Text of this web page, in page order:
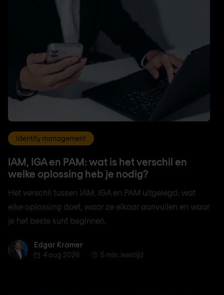
Identity management
IAM, IGA en PAM: wat is het verschil en
welke oplossing heb je nodig?
Het verschil tussen IAM, IGA en PAM uitgelegd: wat
elke oplossing doet, waar ze elkaar aanvullen en waar
je het beste kunt beginnen.
Edgar KramerEdgar Kramer
4 aug 2026
5 min. leestijd